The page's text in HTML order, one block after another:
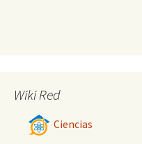
Wiki Red
Ciencias